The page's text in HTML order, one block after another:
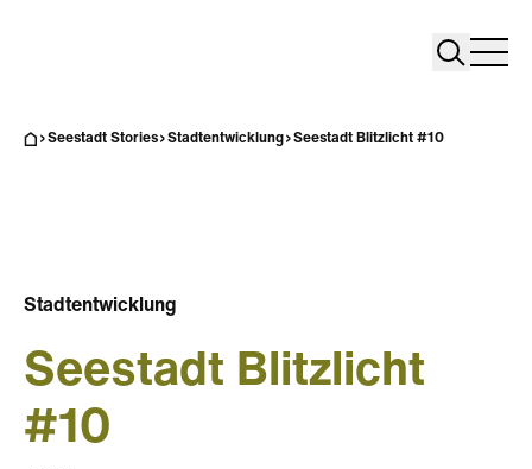
Search
Seestadt Stories Stadtentwicklung Seestadt Blitzlicht #10
Stadtentwicklung
Seestadt Blitzlicht
#10